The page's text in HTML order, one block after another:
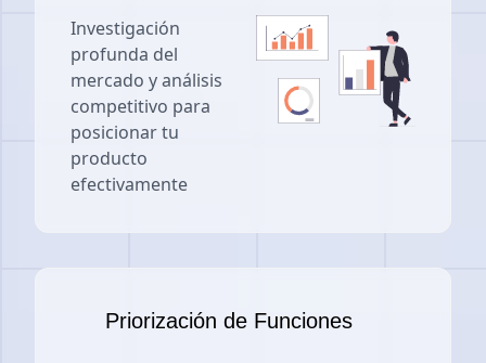
Investigación
profunda del
mercado y análisis
competitivo para
posicionar tu
producto
efectivamente
Priorización de Funciones